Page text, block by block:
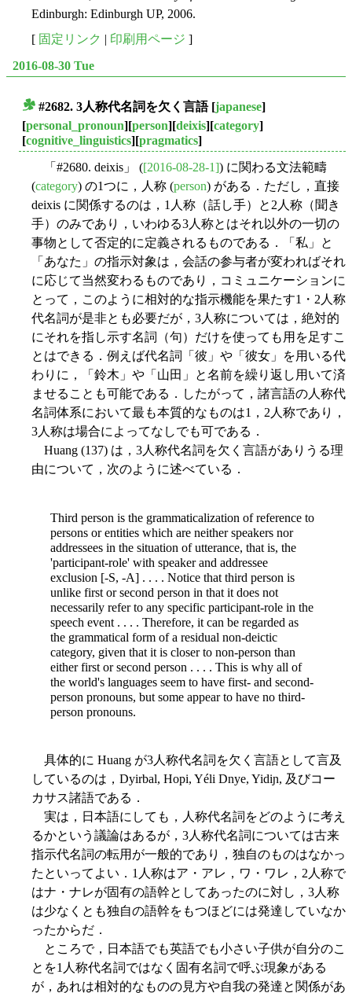
Edinburgh: Edinburgh UP, 2006.
[ 固定リンク | 印刷用ページ ]
2016-08-30 Tue
#2682. 3人称代名詞を欠く言語[japanese]
[personal_pronoun][person][deixis][category]
[cognitive_linguistics][pragmatics]
「#2680. deixis」 ([2016-08-28-1]) に関わる文法範疇
(category) の1つに，人称 (person) がある．ただし，直接
deixis に関係するのは，1人称（話し手）と2人称（聞き
手）のみであり，いわゆる3人称とはそれ以外の一切の
事物として否定的に定義されるものである．「私」と
「あなた」の指示対象は，会話の参与者が変わればそれ
に応じて当然変わるものであり，コミュニケーションに
とって，このように相対的な指示機能を果たす1・2人称
代名詞が是非とも必要だが，3人称については，絶対的
にそれを指し示す名詞（句）だけを使っても用を足すこ
とはできる．例えば代名詞「彼」や「彼女」を用いる代
わりに，「鈴木」や「山田」と名前を繰り返し用いて済
ませることも可能である．したがって，諸言語の人称代
名詞体系において最も本質的なものは1，2人称であり，
3人称は場合によってなしでも可である．
Huang (137) は，3人称代名詞を欠く言語がありうる理
由について，次のように述べている．
Third person is the grammaticalization of reference to
persons or entities which are neither speakers nor
addressees in the situation of utterance, that is, the
'participant-role' with speaker and addressee
exclusion [-S, -A] . . . . Notice that third person is
unlike first or second person in that it does not
necessarily refer to any specific participant-role in the
speech event . . . . Therefore, it can be regarded as
the grammatical form of a residual non-deictic
category, given that it is closer to non-person than
either first or second person . . . . This is why all of
the world's languages seem to have first- and second-
person pronouns, but some appear to have no third-
person pronouns.
具体的に Huang が3人称代名詞を欠く言語として言及
しているのは，Dyirbal, Hopi, Yéli Dnye, Yidiɲ, 及びコー
カサス諸語である．
実は，日本語にしても，人称代名詞をどのように考え
るかという議論はあるが，3人称代名詞については古来
指示代名詞の転用が一般的であり，独自のものはなかっ
たといってよい．1人称はア・アレ，ワ・ワレ，2人称で
はナ・ナレが固有の語幹としてあったのに対し，3人称
は少なくとも独自の語幹をもつほどには発達していなか
ったからだ．
ところで，日本語でも英語でも小さい子供が自分のこ
とを1人称代名詞ではなく固有名詞で呼ぶ現象がある
が，あれは相対的なものの見方や自我の発達と関係があ